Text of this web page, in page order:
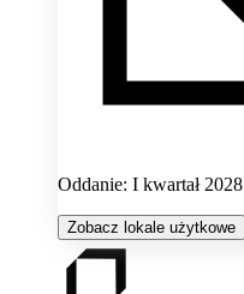
Oddanie: I kwartał 2028
Zobacz lokale użytkowe